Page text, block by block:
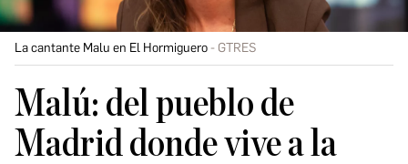
La cantante Malu en El Hormiguero GTRES
Malú: del pueblo de
Madrid donde vive a la